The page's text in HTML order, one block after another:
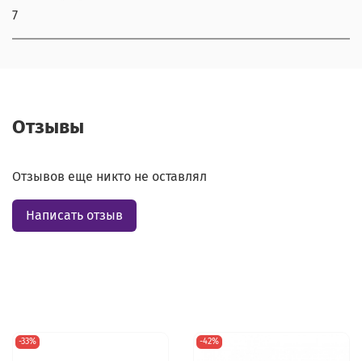
7
Отзывы
Отзывов еще никто не оставлял
Написать отзыв
-33% -42%